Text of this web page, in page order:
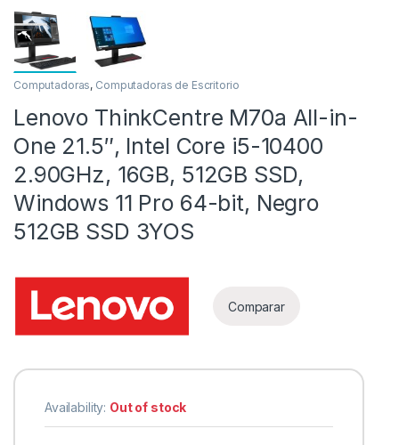
Computadoras, Computadoras de Escritorio
Lenovo ThinkCentre M70a All-in-
One 21.5″, Intel Core i5-10400
2.90GHz, 16GB, 512GB SSD,
Windows 11 Pro 64-bit, Negro
512GB SSD 3YOS
Comparar
Availability: Out of stock